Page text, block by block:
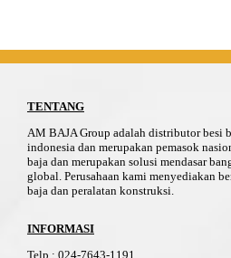
TENTANG
AM BAJA Group adalah distributor besi
indonesia dan merupakan pemasok
baja dan merupakan solusi mendasar
global. Perusahaan kami menyediakan
baja dan peralatan konstruksi.
INFORMASI
Telp : 024-7643-11 91